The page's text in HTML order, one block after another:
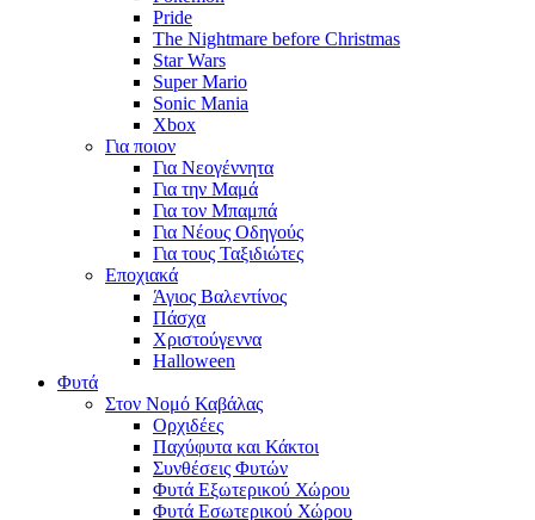
Pride
The Nightmare before Christmas
Star Wars
Super Mario
Sonic Mania
Xbox
Για ποιον
Για Νεογέννητα
Για την Μαμά
Για τον Μπαμπά
Για Νέους Οδηγούς
Για τους Ταξιδιώτες
Εποχιακά
Άγιος Βαλεντίνος
Πάσχα
Χριστούγεννα
Halloween
Φυτά
Στον Νομό Καβάλας
Ορχιδέες
Παχύφυτα και Κάκτοι
Συνθέσεις Φυτών
Φυτά Εξωτερικού Χώρου
Φυτά Εσωτερικού Χώρου